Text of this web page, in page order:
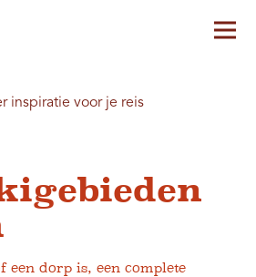
inspiratie voor je reis
een dorp is, een complete